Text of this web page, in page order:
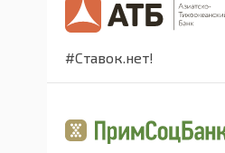
#Ставок.нет!